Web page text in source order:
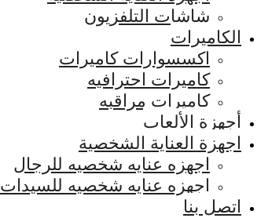
شاشات التلفزيون
الكاميرات
اكسسوارات كاميرات
كاميرات احترافيه
كاميرات مراقبه
أجهزة الألعاب
اجهزة العناية الشخصية
اجهزه عنايه شخصيه للرجال
اجهزه عنايه شخصيه للسيدات
اتصل بنا